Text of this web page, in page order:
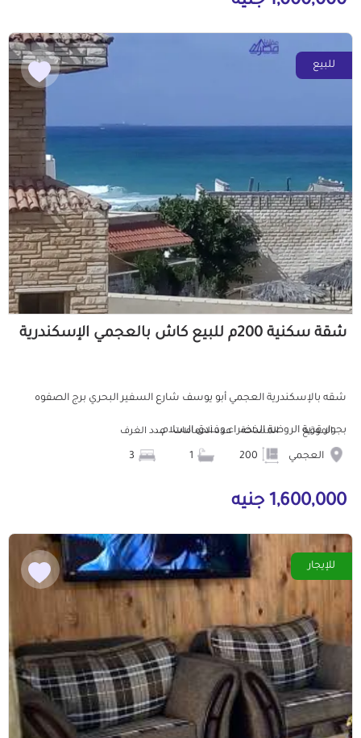
للبيع
شقة سكنية 200م للبيع كاش بالعجمي الإسكندرية
شقه بالإسكندرية العجمي أبو يوسف شارع السفير البحري برج الصفوه
بجوار قرية الروضة الخضراء وفندق السلام...
الموقع
العجمي
المساحة عدد الحمامات عدد الغرف
1,600,000 جنيه
للإيجار